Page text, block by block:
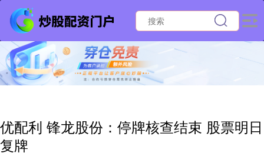
优配利 锋龙股份：停牌核查结束 股票明日
复牌